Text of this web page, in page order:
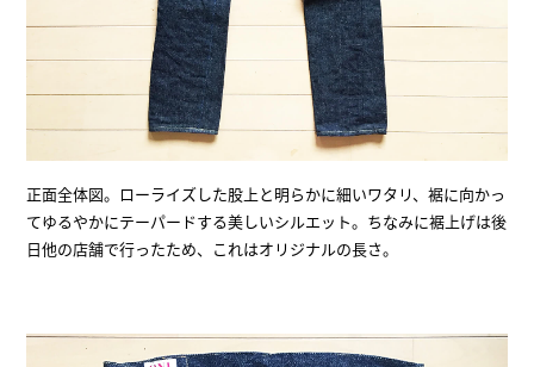
正面全体図。ローライズした股上と明らかに細いワタリ、裾に向かっ
てゆるやかにテーパードする美しいシルエット。ちなみに裾上げは後
日他の店舗で行ったため、これはオリジナルの長さ。